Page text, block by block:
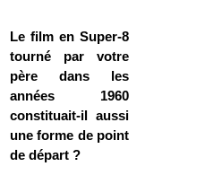
Le film en Super-8
tourné par votre
père dans les
années 1960
constituait-il aussi
une forme de point
de départ ?